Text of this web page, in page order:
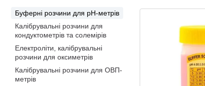
Буферні розчини для рН-метрів
Калібрувальні розчини для
кондуктометрів та солемірів
Електроліти, калібрувальні
розчини для оксиметрів
Калібрувальні розчини для ОВП-
метрів